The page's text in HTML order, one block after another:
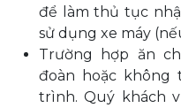
để làm thủ tục
sử dụng xe máy
Trường hợp ăn
đoàn hoặc không
trình. Quý khách